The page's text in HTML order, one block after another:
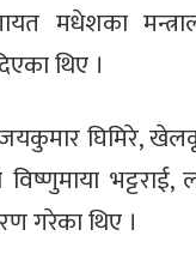
मधेशका
थिए ।
जयकुमार घिमिरे,
गरेका थिए ।